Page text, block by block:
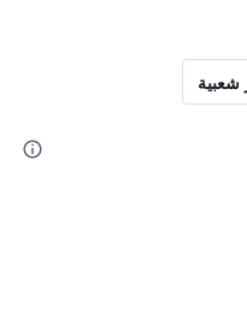
شعبية